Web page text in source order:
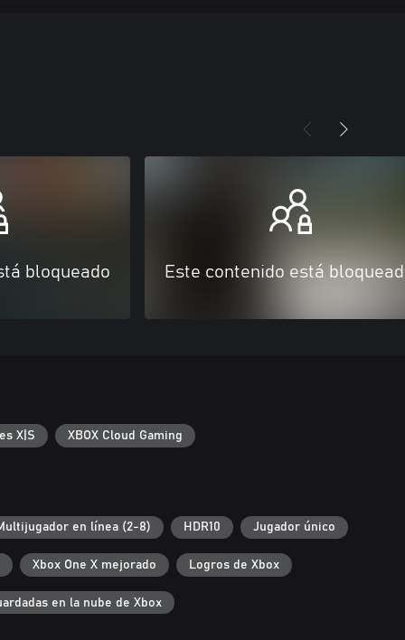
bloqueado Este contenido está
X|S XBOX Cloud Gaming
en línea (2-8) HDR10 Jugador único
Xbox One X mejorado Logros de Xbox
en la nube de Xbox